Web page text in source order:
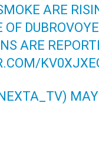
ARE
ARE